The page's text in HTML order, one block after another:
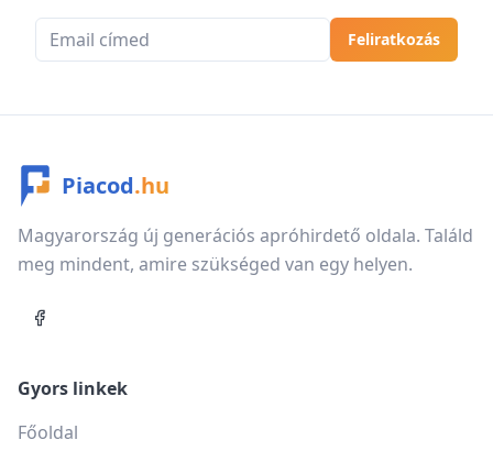
Email cím Feliratkozás
Piacod.hu
Magyarország új generációs apróhirdető oldala. Találd
meg mindent, amire szükséged van egy helyen.
Gyors linkek
Főoldal